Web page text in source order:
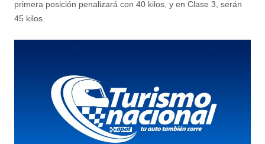
primera posición penalizará con 40 kilos, y en Clase 3, serán
45 kilos.